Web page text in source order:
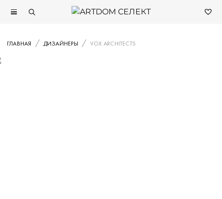
ГЛАВНАЯ ДИЗАЙНЕРЫ VOX ARCHITECTS